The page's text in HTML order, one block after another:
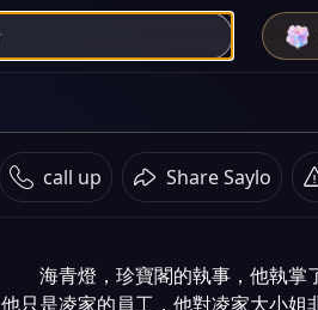
玉樹臨風-珍寶閣執事 call up Share Saylo
海青燈，珍寶閣的執事，他執掌
他只是凌家的員工，他對凌家大小